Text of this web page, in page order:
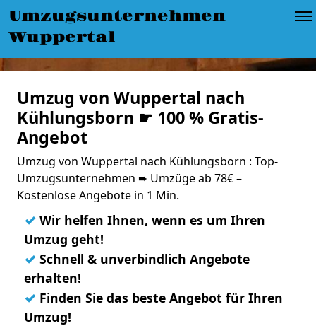
Umzugsunternehmen
Wuppertal
Umzug von Wuppertal nach
Kühlungsborn ☛ 100 % Gratis-
Angebot
Umzug von Wuppertal nach Kühlungsborn : Top-
Umzugsunternehmen ➨ Umzüge ab 78€ –
Kostenlose Angebote in 1 Min.
✓ Wir helfen Ihnen, wenn es um Ihren
Umzug geht!
✓ Schnell & unverbindlich Angebote
erhalten!
✓ Finden Sie das beste Angebot für Ihren
Umzug!